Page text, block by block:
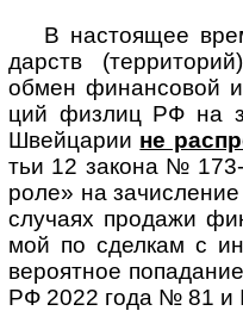
В настоящее
дарств
обмен финан­совой
ций физ­лиц РФ на
Швей­царии не
тьи 12 закона №
роле» на
слу­чаях про­дажи
мой по сдел­кам с
веро­ят­ное
РФ 2022 года № 81